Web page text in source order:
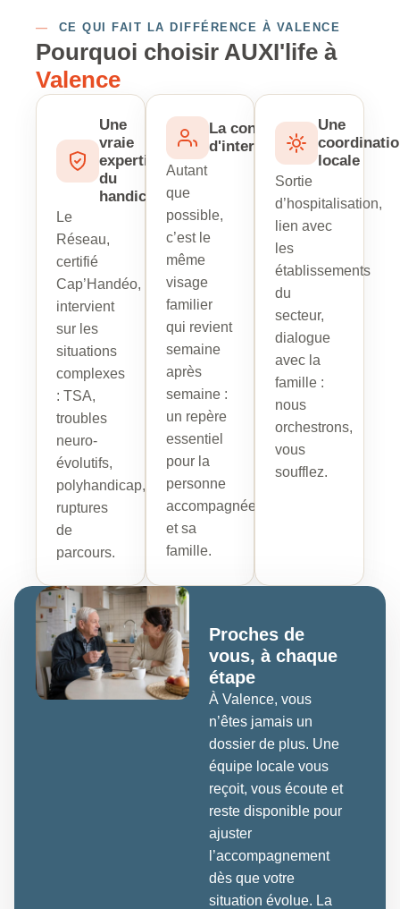
— CE QUI FAIT LA DIFFÉRENCE À VALENCE
Pourquoi choisir AUXI'life à
Valence
Une
vraie
expertise
du
handicap
Le
Réseau,
certifié
Cap’Handéo,
intervient
sur les
situations
complexes
: TSA,
troubles
neuro-
évolutifs,
polyhandicap,
ruptures
de
parcours.
La continuité
d'intervenant
Autant
que
possible,
c’est le
même
visage
familier
qui revient
semaine
après
semaine :
un repère
essentiel
pour la
personne
accompagnée
et sa
famille.
Une
locale
Sortie
d’hospitalisation,
lien avec
les
établissements
du
secteur,
dialogue
avec la
famille :
nous
orchestrons,
vous
soufflez.
Proches de
vous, à chaque
étape
À Valence, vous
n’êtes jamais un
dossier de plus. Une
équipe locale vous
reçoit, vous écoute et
reste disponible pour
ajuster
l’accompagnement
dès que votre
situation évolue. La